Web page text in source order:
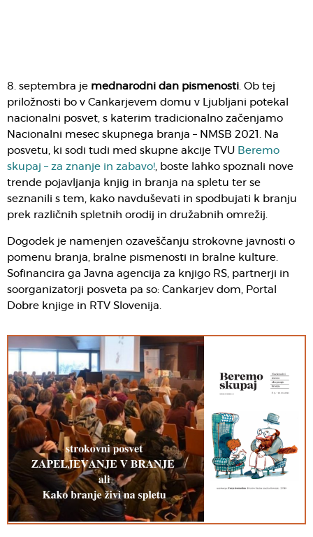
8. septembra je mednarodni dan pismenosti. Ob tej
priložnosti bo v Cankarjevem domu v Ljubljani potekal
nacionalni posvet, s katerim tradicionalno začenjamo
Nacionalni mesec skupnega branja – NMSB 2021. Na
posvetu, ki sodi tudi med skupne akcije TVU Beremo
skupaj – za znanje in zabavo!, boste lahko spoznali nove
trende pojavljanja knjig in branja na spletu ter se
seznanili s tem, kako navduševati in spodbujati k branju
prek različnih spletnih orodij in družabnih omrežij.
Dogodek je namenjen ozaveščanju strokovne javnosti o
pomenu branja, bralne pismenosti in bralne kulture.
Sofinancira ga Javna agencija za knjigo RS, partnerji in
soorganizatorji posveta pa so: Cankarjev dom, Portal
Dobre knjige in RTV Slovenija.